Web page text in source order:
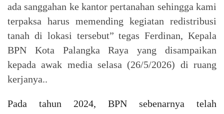
ada sanggahan ke kantor pertanahan sehingga kami
terpaksa harus memending kegiatan redistribusi
tanah di lokasi tersebut” tegas Ferdinan, Kepala
BPN Kota Palangka Raya yang disampaikan
kepada awak media selasa (26/5/2026) di ruang
kerjanya..
Pada tahun 2024, BPN sebenarnya telah